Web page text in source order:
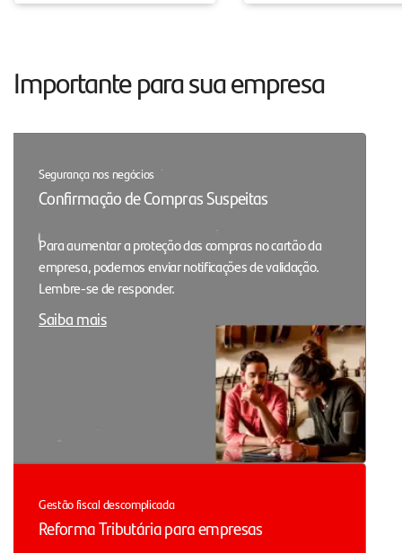
Importante para sua empresa
Segurança nos negócios
Confirmação de Compras Suspeitas
Para aumentar a proteção das compras no cartão da
empresa, podemos enviar notificações de validação.
Lembre-se de responder.
Saiba mais
Gestão fiscal descomplicada
Reforma Tributária para empresas